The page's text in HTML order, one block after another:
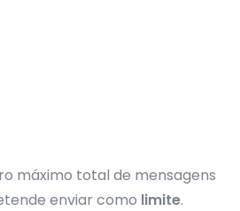
máximo total de mensagens
enviar como limite.